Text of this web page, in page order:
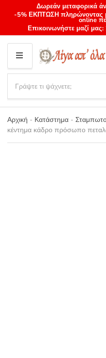
Δωρεάν μεταφορικά
-5% ΕΚΠΤΩΣΗ πληρώνοντας
online
Επικοινωνήστε μαζί μας:
M
E
N
U
Category
name
a
r
c
h
p
Αρχική - Κατάστημα -
κέντημα κάδρο πρόσωπο